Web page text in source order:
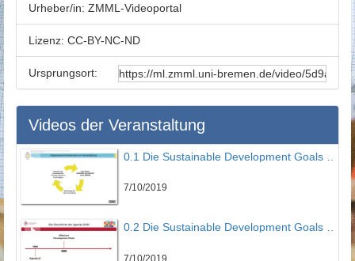
Urheber/in: ZMML-Videoportal
Lizenz: CC-BY-NC-ND
Ursprungsort:
Videos der Veranstaltung
7/10/2019
0.2 Die Sustainable Development Goals eine Einführung - Teil 2
7/10/2019